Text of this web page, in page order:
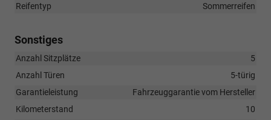
Reifentyp
Sommerreifen
Sonstiges
Anzahl Sitzplätze
5
Anzahl Türen
5-türig
Garantieleistung
Fahrzeuggarantie vom Hersteller
Kilometerstand
10